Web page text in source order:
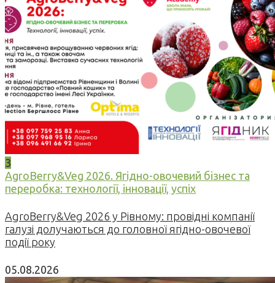
3
AgroBerry&Veg 2026. Ягідно-овочевий бізнес та
переробка: технології, інновації, успіх
AgroBerry&Veg 2026 у Рівному: провідні компанії
галузі долучаються до головної ягідно-овочевої
події року
05.08.2026